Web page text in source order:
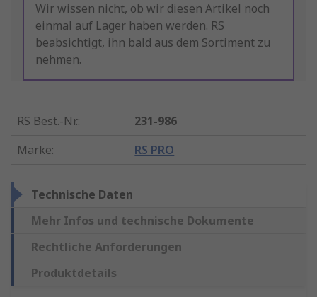
Wir wissen nicht, ob wir diesen Artikel noch
einmal auf Lager haben werden. RS
beabsichtigt, ihn bald aus dem Sortiment zu
nehmen.
RS Best.-Nr.:
231-986
Marke: RS PRO
Technische Daten
Mehr Infos und technische Dokumente
Rechtliche Anforderungen
Produktdetails